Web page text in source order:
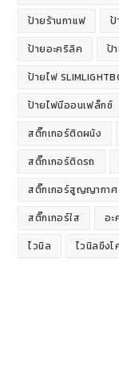
ป้ายร้านกาแฟ
ป้
ป้ายอะคริลิค
ป้
ป้ายไฟ
ป้ายไฟนีออนเฟล็กซ์
สติ๊กเกอร์ติดผนัง
สติ๊กเกอร์ติดรถ
สติ๊กเกอร์สูญญากาศ
สติ๊กเกอร์ใส
อะ
ไวนิล
ไวนิลขึงโ